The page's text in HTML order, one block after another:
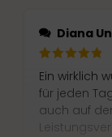
Diana
Ein wirklich
für jeden
auch auf